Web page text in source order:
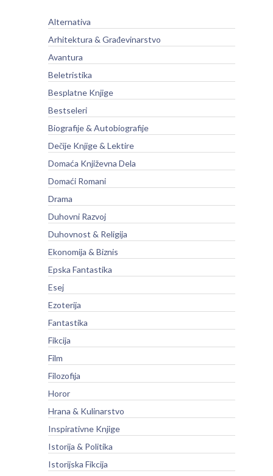
Alternativa
Arhitektura & Građevinarstvo
Avantura
Beletristika
Besplatne Knjige
Bestseleri
Biografije & Autobiografije
Dečije Knjige & Lektire
Domaća Književna Dela
Domaći Romani
Drama
Duhovni Razvoj
Duhovnost & Religija
Ekonomija & Biznis
Epska Fantastika
Esej
Ezoterija
Fantastika
Fikcija
Film
Filozofija
Horor
Hrana & Kulinarstvo
Inspirativne Knjige
Istorija & Politika
Istorijska Fikcija